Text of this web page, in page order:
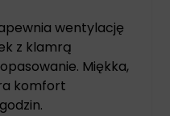
wentylację
z klamrą
Miękka,
komfort